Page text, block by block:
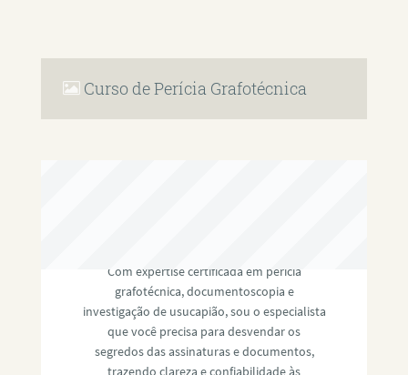
Curso de Perícia Grafotécnica
Com expertise certificada em perícia
grafotécnica, documentoscopia e
investigação de usucapião, sou o especialista
que você precisa para desvendar os
segredos das assinaturas e documentos,
trazendo clareza e confiabilidade às